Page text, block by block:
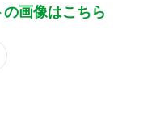
画像はこちら